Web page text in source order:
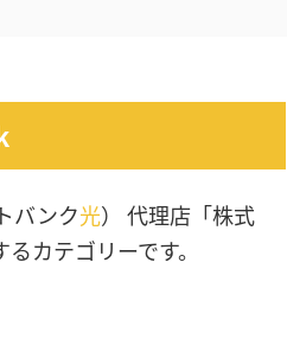
バンク光） 代理店「株式
カテゴリーです。